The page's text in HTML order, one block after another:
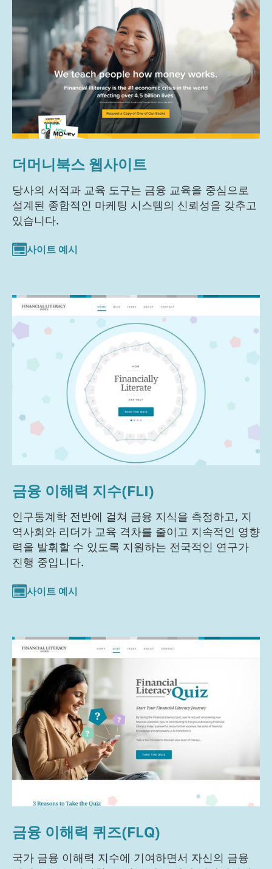
더머니북스 웹사이트
당사의 서적과 교육 도구는 금융 교육을 중심으로
설계된 종합적인 마케팅 시스템의 신뢰성을 갖추고
있습니다.
사이트 예시
금융 이해력 지수(FLI)
인구통계학 전반에 걸쳐 금융 지식을 측정하고, 지
역사회와 리더가 교육 격차를 줄이고 지속적인 영향
력을 발휘할 수 있도록 지원하는 전국적인 연구가
진행 중입니다.
사이트 예시
금융 이해력 퀴즈(FLQ)
국가 금융 이해력 지수에 기여하면서 자신의 금융